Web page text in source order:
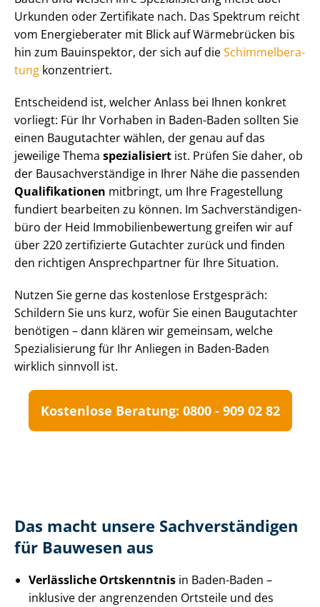
Urkunden oder Zertifikate nach. Das Spektrum reicht
vom Energieberater mit Blick auf Wärmebrücken bis
hin zum Bauinspektor, der sich auf dieSchim­mel­be­ra­
tung konzentriert.
Entscheidend ist, welcher Anlass bei Ihnen konkret
vorliegt: Für Ihr Vorhaben in Baden-Baden sollten Sie
einen Baugutachter wählen, der genau auf das
jeweilige Thema spezialisiert ist. Prüfen Sie daher, ob
der Bau­sach­ver­stän­di­ge in Ihrer Nähe die passenden
Qualifikationen mitbringt, um Ihre Fragestellung
fundiert bearbeiten zu können. Im Sach­ver­stän­di­gen­
bü­ro der Heid Im­mo­bi­li­en­be­wer­tung greifen wir auf
über 220 zertifizierte Gutachter zurück und finden
den richtigen Ansprechpartner für Ihre Situation.
Nutzen Sie gerne das kostenlose Erstgespräch:
Schildern Sie uns kurz, wofür Sie einen Baugutachter
benötigen – dann klären wir gemeinsam, welche
Spezialisierung für Ihr Anliegen in Baden-Baden
wirklich sinnvoll ist.
Kostenlose Beratung: 0800 - 909 02 82
Das macht unsere Sach­ver­stän­di­gen
für Bauwesen aus
Verlässliche Ortskenntnis in Baden-Baden –
inklusive der angrenzenden Ortsteile und des